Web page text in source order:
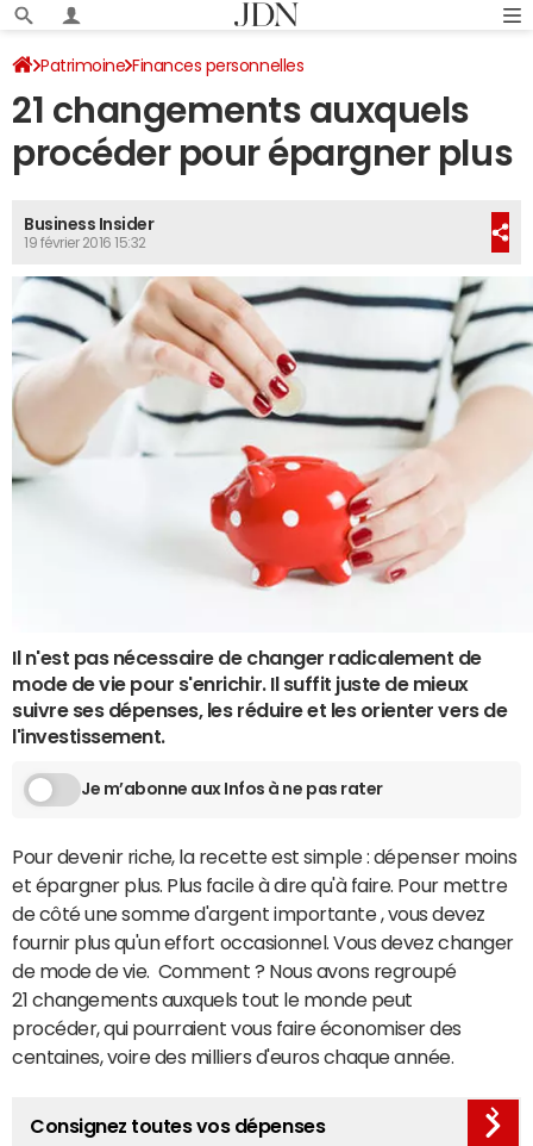
Patrimoine Finances personnelles
21 changements auxquels
procéder pour épargner plus
Business Insider
19 février 2016 15:32
Il n'est pas nécessaire de changer radicalement de
mode de vie pour s'enrichir. Il suffit juste de mieux
suivre ses dépenses, les réduire et les orienter vers de
l'investissement.
Je m’abonne aux Infos à ne pas rater
Pour devenir riche, la recette est simple : dépenser moins
et épargner plus. Plus facile à dire qu'à faire. Pour mettre
de côté une somme d'argent importante , vous devez
fournir plus qu'un effort occasionnel. Vous devez changer
de mode de vie. Comment ? Nous avons regroupé
21 changements auxquels tout le monde peut
procéder, qui pourraient vous faire économiser des
centaines, voire des milliers d'euros chaque année.
Consignez toutes vos dépenses